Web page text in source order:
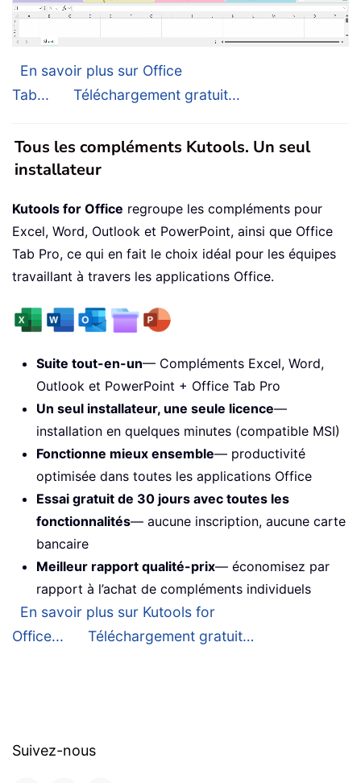
En savoir plus sur Office
Tab...
Téléchargement gratuit...
Tous les compléments Kutools. Un seul
installateur
Kutools for Office regroupe les compléments pour
Excel, Word, Outlook et PowerPoint, ainsi que Office
Tab Pro, ce qui en fait le choix idéal pour les équipes
travaillant à travers les applications Office.
Suite tout-en-un— Compléments Excel, Word,
Outlook et PowerPoint + Office Tab Pro
Un seul installateur, une seule licence—
installation en quelques minutes (compatible MSI)
Fonctionne mieux ensemble— productivité
optimisée dans toutes les applications Office
Essai gratuit de 30 jours avec toutes les
fonctionnalités— aucune inscription, aucune carte
bancaire
Meilleur rapport qualité-prix— économisez par
rapport à l’achat de compléments individuels
En savoir plus sur Kutools for
Office...
Téléchargement gratuit…
Suivez-nous